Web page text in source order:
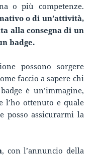
o più competenze.
o di un’attività,
alla consegna di un
badge.
possono sorgere
faccio a sapere chi
è un’immagine,
l’ho ottenuto e quale
posso assicurarmi la
, con l’annuncio della